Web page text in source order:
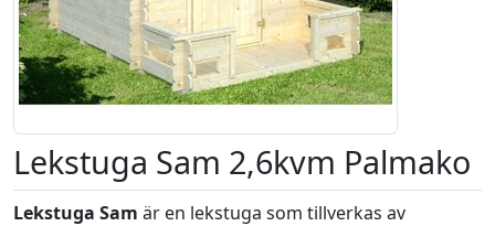
Lekstuga Sam 2,6kvm Palmako
Lekstuga Sam är en lekstuga som tillverkas av